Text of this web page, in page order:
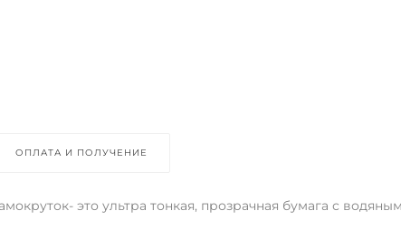
ОПЛАТА И ПОЛУЧЕНИЕ
это ультра тонкая, прозрачная бумага с